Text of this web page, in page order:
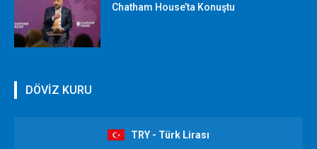
Chatham House’ta Konuştu
DÖVİZ KURU
TRY - Türk Lirası